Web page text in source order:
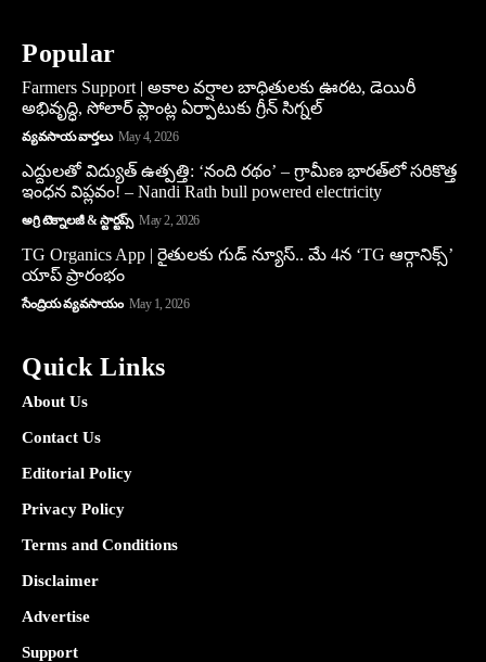
Popular
Farmers Support | అకాల వర్షాల బాధితులకు ఊరట, డెయిరీ
అభివృద్ధి, సోలార్ ప్లాంట్ల ఏర్పాటుకు గ్రీన్‌ సిగ్నల్
వ్యవసాయ వార్తలు May 4, 2026
ఎద్దులతో విద్యుత్ ఉత్పత్తి: ‘నంది రథం’ – గ్రామీణ భారత్‌లో సరికొత్త
ఇంధన విప్లవం! – Nandi Rath bull powered electricity
అగ్రి టెక్నాలజీ & స్టార్టప్స్ May 2, 2026
TG Organics App | రైతులకు గుడ్ న్యూస్.. మే 4న ‘TG ఆర్గానిక్స్’
యాప్ ప్రారంభం
సేంద్రియ వ్యవసాయం May 1, 2026
Quick Links
About Us
Contact Us
Editorial Policy
Privacy Policy
Terms and Conditions
Disclaimer
Advertise
Support